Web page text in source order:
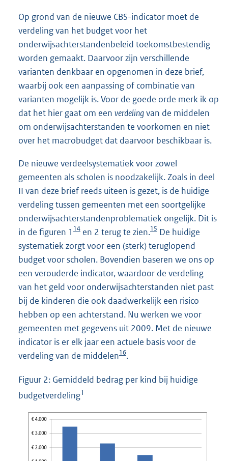
Op grond van de nieuwe CBS-indicator moet de
verdeling van het budget voor het
onderwijsachterstandenbeleid toekomstbestendig
worden gemaakt. Daarvoor zijn verschillende
varianten denkbaar en opgenomen in deze brief,
waarbij ook een aanpassing of combinatie van
varianten mogelijk is. Voor de goede orde merk ik op
dat het hier gaat om een verdelingvan de middelen
om onderwijsachterstanden te voorkomen en niet
over het macrobudget dat daarvoor beschikbaar is.
De nieuwe verdeelsystematiek voor zowel
gemeenten als scholen is noodzakelijk. Zoals in deel
II van deze brief reeds uiteen is gezet, is de huidige
verdeling tussen gemeenten met een soortgelijke
onderwijsachterstandenproblematiek ongelijk. Dit is
in de figuren 1 14 en 2 terug te zien.15 De huidige
systematiek zorgt voor een (sterk) teruglopend
budget voor scholen. Bovendien baseren we ons op
een verouderde indicator, waardoor de verdeling
van het geld voor onderwijsachterstanden niet past
bij de kinderen die ook daadwerkelijk een risico
hebben op een achterstand. Nu werken we voor
gemeenten met gegevens uit 2009. Met de nieuwe
indicator is er elk jaar een actuele basis voor de
verdeling van de middelen16.
Figuur 2: Gemiddeld bedrag per kind bij huidige
budgetverdeling1